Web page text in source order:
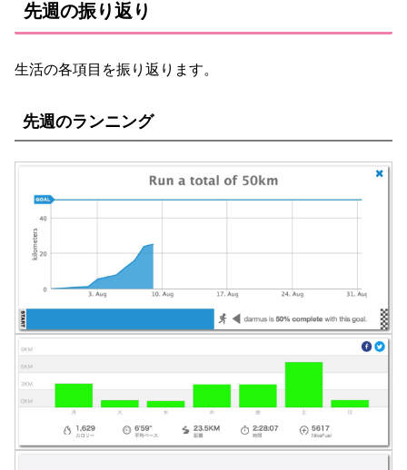
先週の振り返り
生活の各項目を振り返ります。
先週のランニング